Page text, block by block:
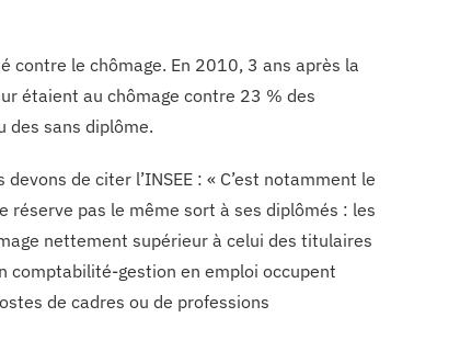
contre le chômage. En 2010, 3 ans après la
étaient au chômage contre 23 % des
des sans diplôme.
de citer l’INSEE : « C’est notamment le
pas le même sort à ses diplômés : les
nettement supérieur à celui des titulaires
comptabilité-gestion en emploi occupent
de cadres ou de professions